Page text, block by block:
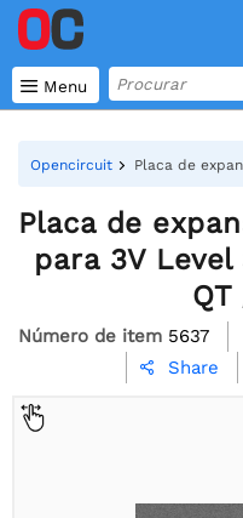
 Menu
Opencircuit Placa de
Placa de
para 3V
Número de item 5637
 Share